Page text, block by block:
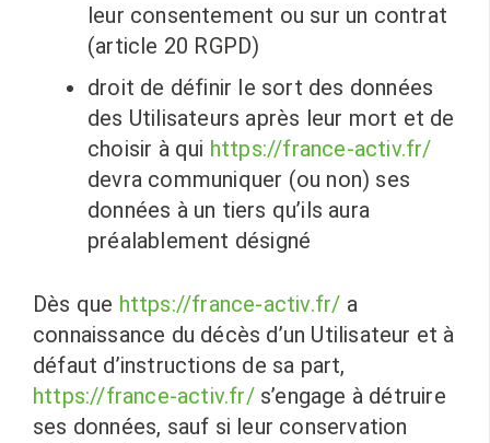
leur consentement ou sur un contrat
(article 20 RGPD)
droit de définir le sort des données
des Utilisateurs après leur mort et de
choisir à qui https://france-activ.fr/
devra communiquer (ou non) ses
données à un tiers qu’ils aura
préalablement désigné
Dès que https://france-activ.fr/ a
connaissance du décès d’un Utilisateur et à
défaut d’instructions de sa part,
https://france-activ.fr/s’engage à détruire
ses données, sauf si leur conservation